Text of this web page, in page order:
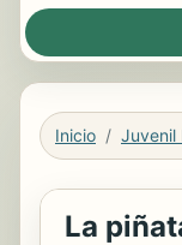
Inicio Juvenil
La